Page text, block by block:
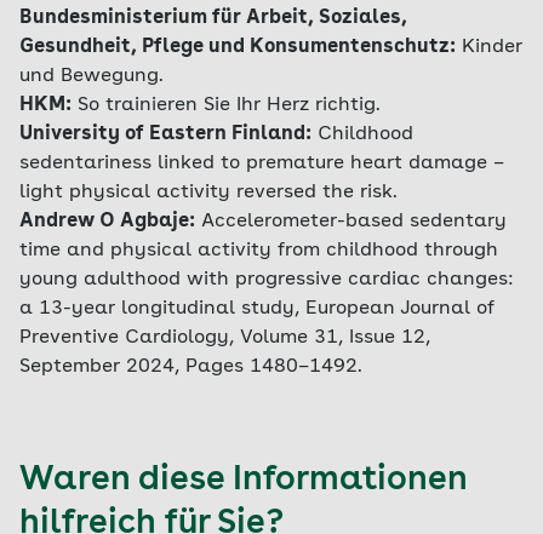
Bundesministerium für Arbeit, Soziales,
Gesundheit, Pflege und Konsumentenschutz: Kinder
und Bewegung.
HKM: So trainieren Sie Ihr Herz richtig.
University of Eastern Finland: Childhood
sedentariness linked to premature heart damage –
light physical activity reversed the risk.
Andrew O Agbaje: Accelerometer-based sedentary
time and physical activity from childhood through
young adulthood with progressive cardiac changes:
a 13-year longitudinal study, European Journal of
Preventive Cardiology, Volume 31, Issue 12,
September 2024, Pages 1480–1492.
Waren diese Informationen
hilfreich für Sie?